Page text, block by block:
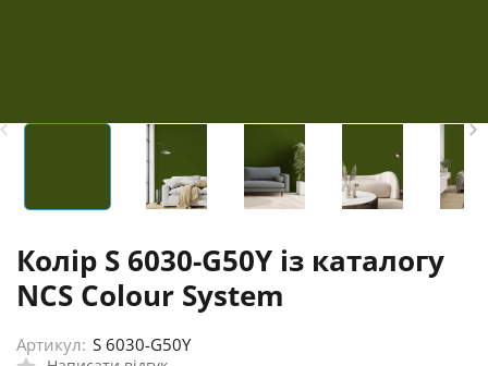
Колір S 6030-G50Y із каталогу
NCS Colour System
Артикул: S 6030-G50Y